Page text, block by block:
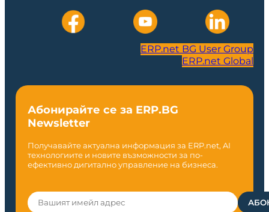
ERP.net BG User Group
ERP.net Global
Абонирайте се за ERP.BG
Newsletter
Получавайте актуална информация за ERP.net, AI
технологиите и новите възможности за по-
ефективно дигитално управление на бизнеса.